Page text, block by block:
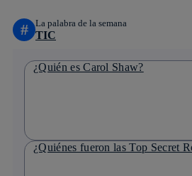
# La palabra de la semana
TIC
¿Quién es Carol Shaw?
¿Quiénes fueron las Top Secret